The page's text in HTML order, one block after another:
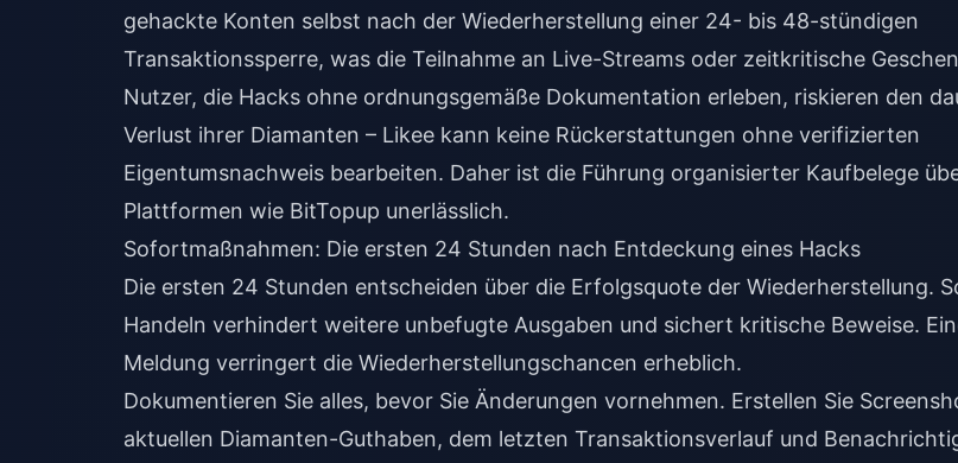
gehackte Konten selbst nach der Wiederherstellung einer 24- bis 48-stündigen
Transaktionssperre, was die Teilnahme an Live-Streams oder zeitkritische
Nutzer, die Hacks ohne ordnungsgemäße Dokumentation erleben, riskieren den
Verlust ihrer Diamanten – Likee kann keine Rückerstattungen ohne verifizierten
Eigentumsnachweis bearbeiten. Daher ist die Führung organisierter Kaufbelege
Plattformen wie BitTopup unerlässlich.
Sofortmaßnahmen: Die ersten 24 Stunden nach Entdeckung eines Hacks
Die ersten 24 Stunden entscheiden über die Erfolgsquote der Wiederherstellung.
Handeln verhindert weitere unbefugte Ausgaben und sichert kritische Beweise.
Meldung verringert die Wiederherstellungschancen erheblich.
Dokumentieren Sie alles, bevor Sie Änderungen vornehmen. Erstellen Sie
aktuellen Diamanten-Guthaben, dem letzten Transaktionsverlauf und